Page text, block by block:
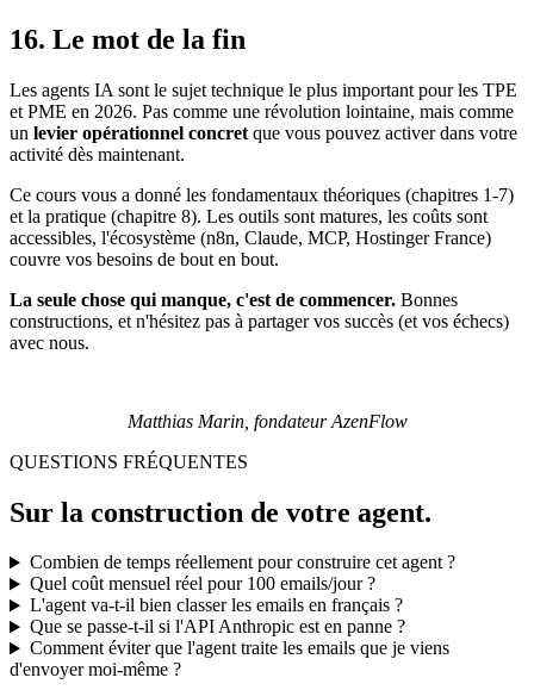
16. Le mot de la fin
Les agents IA sont le sujet technique le plus important pour les TPE
et PME en 2026. Pas comme une révolution lointaine, mais comme
un levier opérationnel concret que vous pouvez activer dans votre
activité dès maintenant.
Ce cours vous a donné les fondamentaux théoriques (chapitres 1-7)
et la pratique (chapitre 8). Les outils sont matures, les coûts sont
accessibles, l'écosystème (n8n, Claude, MCP, Hostinger France)
couvre vos besoins de bout en bout.
La seule chose qui manque, c'est de commencer. Bonnes
constructions, et n'hésitez pas à partager vos succès (et vos échecs)
avec nous.
Matthias Marin, fondateur AzenFlow
QUESTIONS FRÉQUENTES
Sur la construction de votre agent.
Combien de temps réellement pour construire cet agent ?
Quel coût mensuel réel pour 100 emails/jour ?
L'agent va-t-il bien classer les emails en français ?
Que se passe-t-il si l'API Anthropic est en panne ?
Comment éviter que l'agent traite les emails que je viens
d'envoyer moi-même ?